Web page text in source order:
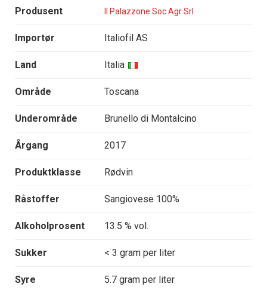
Produsent Il Palazzone Soc Agr Srl
Importør Italiofil AS
Land Italia
Område Toscana
Underområde Brunello di Montalcino
Årgang 2017
Produktklasse Rødvin
Råstoffer Sangiovese 100%
Alkoholprosent 13.5 % vol.
Sukker < 3 gram per liter
Syre 5.7 gram per liter